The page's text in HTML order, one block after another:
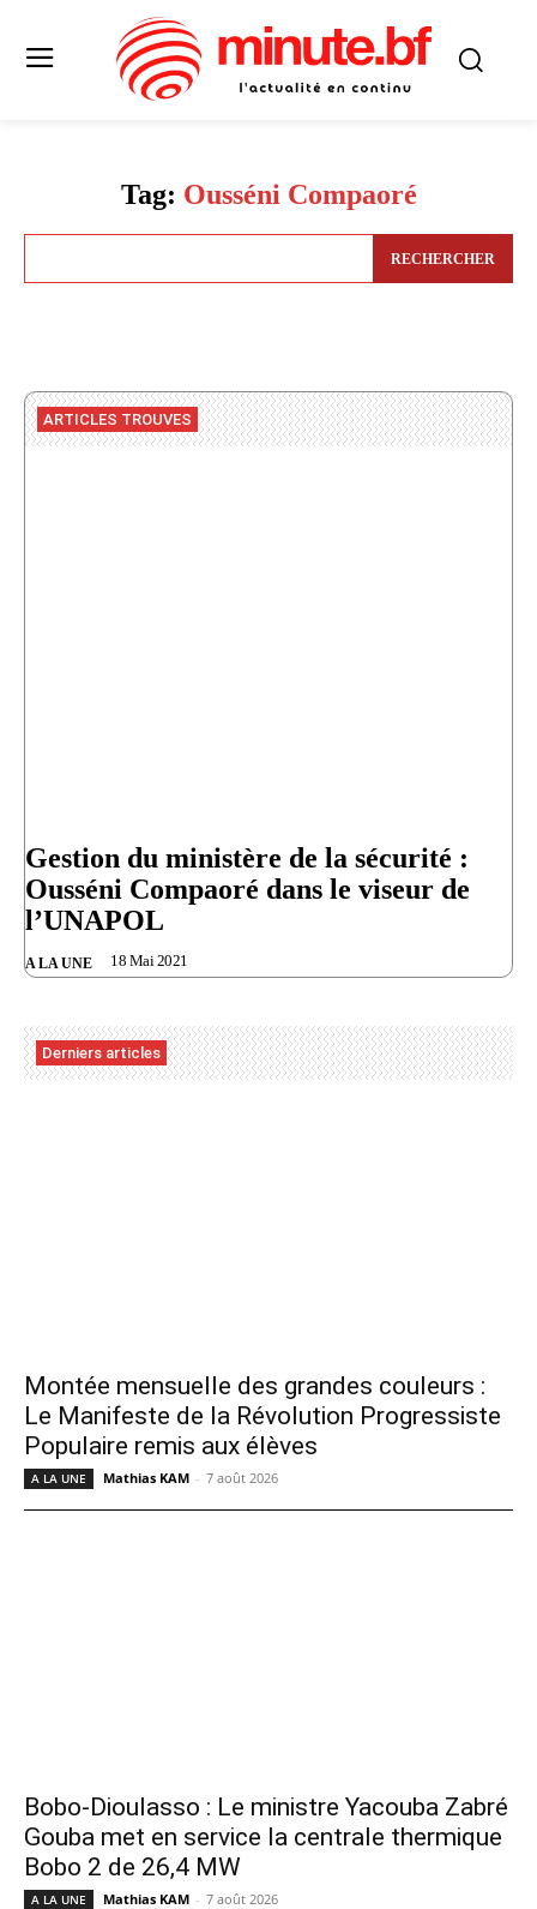
Tag: Ousséni Compaoré
RECHERCHER
ARTICLES TROUVES
Gestion du ministère de la sécurité :
Ousséni Compaoré dans le viseur de
l’UNAPOL
A LA UNE 18 Mai 2021
Derniers articles
Montée mensuelle des grandes couleurs :
Le Manifeste de la Révolution Progressiste
Populaire remis aux élèves
A LA UNE Mathias KAM - 7 août 2026
Bobo-Dioulasso : Le ministre Yacouba Zabré
Gouba met en service la centrale thermique
Bobo 2 de 26,4 MW
A LA UNE Mathias KAM - 7 août 2026